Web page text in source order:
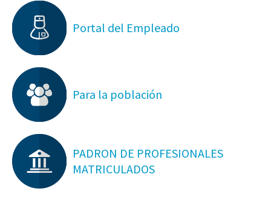
Portal del Empleado
Para la población
PADRON DE PROFESIONALES
MATRICULADOS